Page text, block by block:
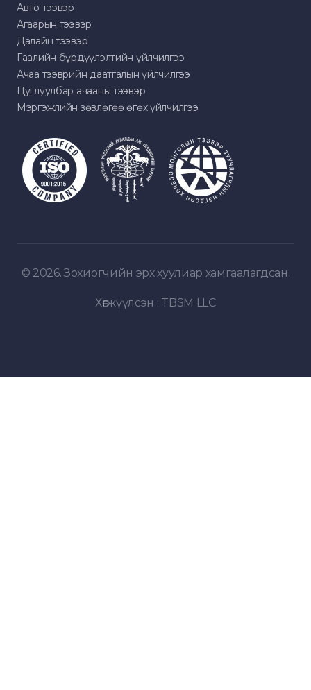
Авто тээвэр
Агаарын тээвэр
Далайн тээвэр
Гаалийн бүрдүүлэлтийн үйлчилгээ
Ачаа тээврийн даатгалын үйлчилгээ
Цуглуулбар ачааны тээвэр
Мэргэжлийн зөвлөгөө өгөх үйлчилгээ
© 2026. Зохиогчийн эрх хуулиар хамгаалагдсан.
Хөгжүүлсэн : TBSM LLC